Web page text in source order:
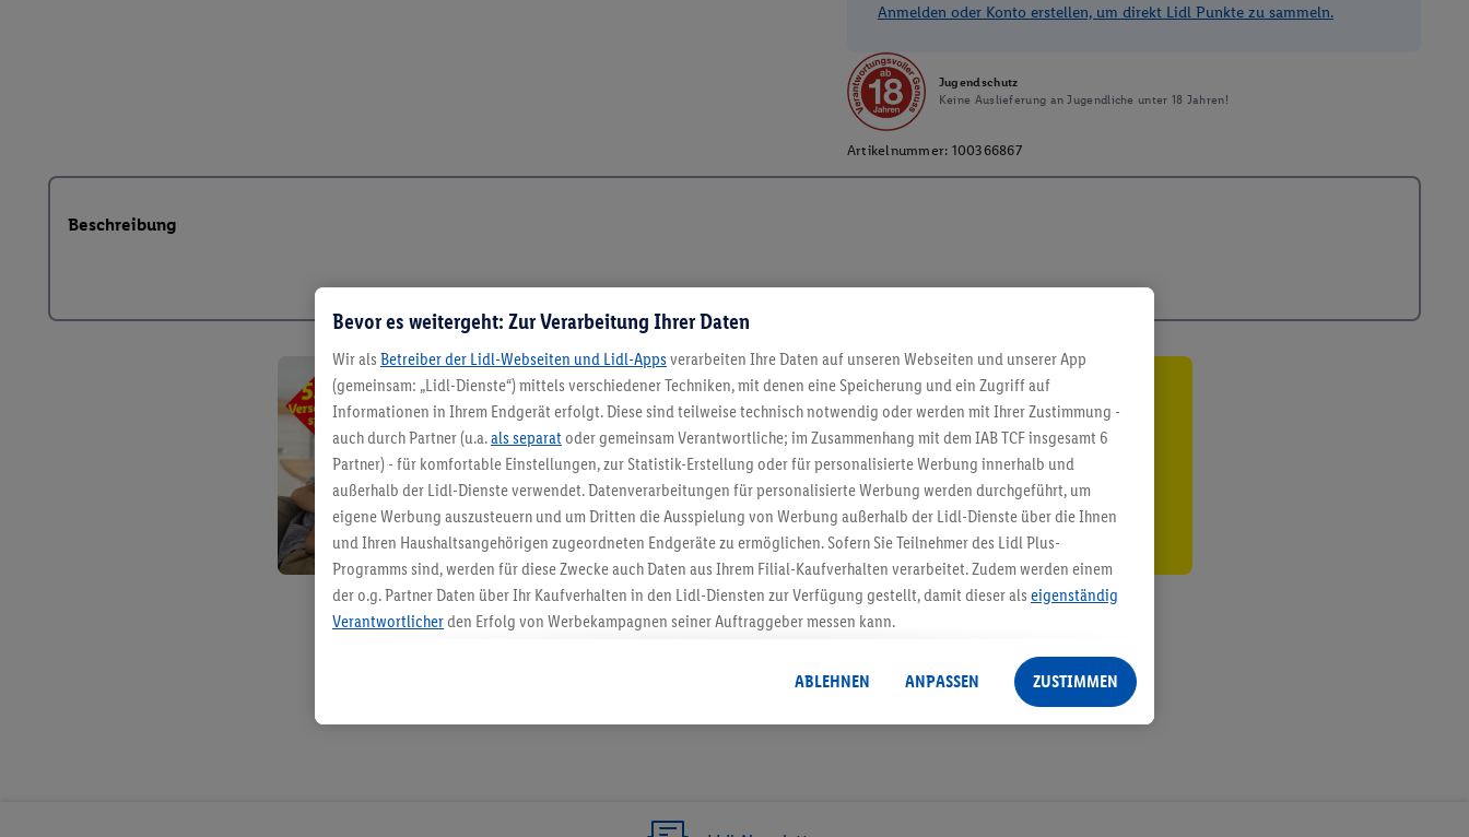
Anmelden oder Konto erstellen, um direkt Lidl Punkte zu sammeln.
Jugendschutz
Keine Auslieferung an Jugendliche unter 18 Jahren!
Artikelnummer: 100366867
Beschreibung
5.95 € Versand sparen³²ᵃ
Jetzt zum Newsletter anmelden
Gutschein sichern!
Bevor es weitergeht: Zur Verarbeitung Ihrer Daten
Wir als Betreiber der Lidl-Webseiten und Lidl-Apps verarbeiten Ihre Daten auf unseren Webseiten und unserer App
(gemeinsam: „Lidl-Dienste“) mittels verschiedener Techniken, mit denen eine Speicherung und ein Zugriff auf
Informationen in Ihrem Endgerät erfolgt. Diese sind teilweise technisch notwendig oder werden mit Ihrer Zustimmung -
auch durch Partner (u.a.als separat oder gemeinsam Verantwortliche; im Zusammenhang mit dem IAB TCF insgesamt 6
Partner) - für komfortable Einstellungen, zur Statistik-Erstellung oder für personalisierte Werbung innerhalb und
außerhalb der Lidl-Dienste verwendet. Datenverarbeitungen für personalisierte Werbung werden durchgeführt, um
eigene Werbung auszusteuern und um Dritten die Ausspielung von Werbung außerhalb der Lidl-Dienste über die Ihnen
und Ihren Haushaltsangehörigen zugeordneten Endgeräte zu ermöglichen. Sofern Sie Teilnehmer des Lidl Plus-
Programms sind, werden für diese Zwecke auch Daten aus Ihrem Filial-Kaufverhalten verarbeitet. Zudem werden einem
der o.g. Partner Daten über Ihr Kaufverhalten in den Lidl-Diensten zur Verfügung gestellt, damit dieser als eigenständig
Verantwortlicherden Erfolg von Werbekampagnen seiner Auftraggeber messen kann.
angereicherten Profilen. Dies umfasst die Zusammenführung von Daten (z.B. über Ihre Nutzung der Lidl-Dienste, Ihr
Kaufverhalten in den Lidl-Diensten, Informationen aus Ihrem Kundenkonto - z.B. Alter oder Geschlecht - sowie Ihre
genauen Standortdaten) auch über verschiedene Endgeräte und Lidl-Dienste hinweg einschließlich dem Speichern von
Sicherung und Optimierung dieser Werbeausspielungen.
ABLEHNEN ANPASSEN ZUSTIMMEN